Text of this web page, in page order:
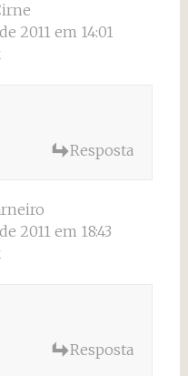
2011 em 14:01
Resposta
2011 em 18:43
Resposta